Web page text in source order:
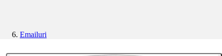
Emailuri